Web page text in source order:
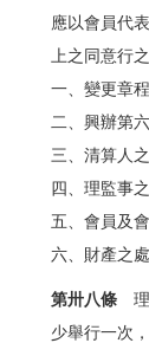
應以會員代
上之同意行之
一、變更章程
二、興辦第
三、清算人
四、理監事之
五、會員及
六、財產之處
第卅八條理
少舉行一次